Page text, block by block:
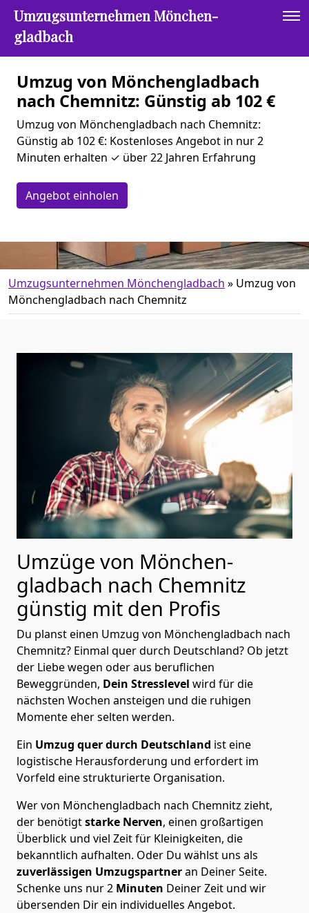
Umzugsunternehmen Mönchen­
gladbach
Umzug von Mönchen­gladbach
nach Chemnitz: Günstig ab 102 €
Umzug von Mönchen­gladbach nach Chemnitz:
Günstig ab 102 €: Kostenloses Angebot in nur 2
Minuten erhalten ✓ über 22 Jahren Erfahrung
Angebot einholen
Umzugsunternehmen Mönchen­gladbach » Umzug von
Mönchen­gladbach nach Chemnitz
Umzüge von Mönchen­
gladbach nach Chemnitz
günstig mit den Profis
Du planst einen Umzug von Mönchen­gladbach nach
Chemnitz? Einmal quer durch Deutschland? Ob jetzt
der Liebe wegen oder aus beruflichen
Beweggründen, Dein Stresslevel wird für die
nächsten Wochen ansteigen und die ruhigen
Momente eher selten werden.
Ein Umzug quer durch Deutschland ist eine
logistische Herausforderung und erfordert im
Vorfeld eine strukturierte Organisation.
Wer von Mönchen­gladbach nach Chemnitz zieht,
der benötigtstarke Nerven, einen großartigen
Überblick und viel Zeit für Kleinigkeiten, die
bekanntlich aufhalten. Oder Du wählst uns als
zuverlässigen Umzugspartneran Deiner Seite.
Schenke uns nur2 Minuten Deiner Zeit und wir
übersenden Dir ein individuelles Angebot.